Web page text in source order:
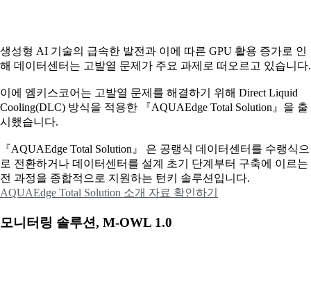
생성형 AI 기술의 급속한 발전과 이에 따른 GPU 활용 증가로 인
해 데이터센터는 고발열 문제가 주요 과제로 떠오르고 있습니다.
이에 엠키스코어는 고발열 문제를 해결하기 위해 Direct Liquid
Cooling(DLC) 방식을 적용한 『AQUAEdge Total Solution』을 출
시했습니다.
『AQUAEdge Total Solution』 은 공랭식 데이터센터를 수랭식으
로 전환하거나 데이터센터를 설계 초기 단계부터 구축에 이르는
전 과정을 종합적으로 지원하는 턴키 솔루션입니다.
AQUAEdge Total Solution 소개 자료 확인하기
모니터링 솔루션, M-OWL 1.0